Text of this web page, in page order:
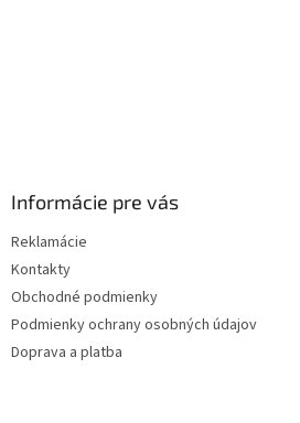
Informácie pre vás
Reklamácie
Kontakty
Obchodné podmienky
Podmienky ochrany osobných údajov
Doprava a platba